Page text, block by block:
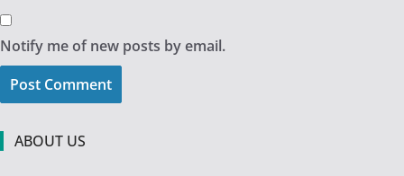
Notify me of new posts by email.
ABOUT US